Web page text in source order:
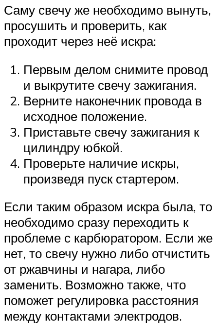
Саму свечу же необходимо вынуть,
просушить и проверить, как
проходит через неё искра:
Первым делом снимите провод
и выкрутите свечу зажигания.
Верните наконечник провода в
исходное положение.
Приставьте свечу зажигания к
цилиндру юбкой.
Проверьте наличие искры,
произведя пуск стартером.
Если таким образом искра была, то
необходимо сразу переходить к
проблеме с карбюратором. Если же
нет, то свечу нужно либо отчистить
от ржавчины и нагара, либо
заменить. Возможно также, что
поможет регулировка расстояния
между контактами электродов.